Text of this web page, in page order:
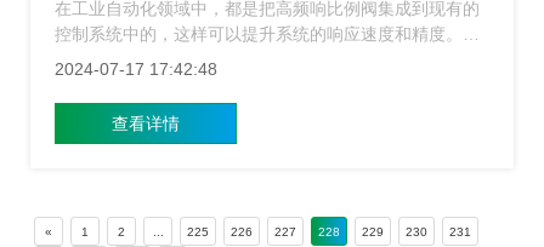
在工业自动化领域中，都是把高频响比例阀集成到现有的
控制系统中的，这样可以提升系统的响应速度和精度。那
么工作人员要如何把高频响比例阀集成到现有的控制系统
下。
2024-07-17 17:42:48
查看详情
« 1 2 225 226 227 228 229 230 231